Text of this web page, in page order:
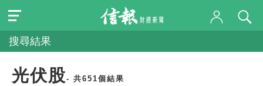
搜尋結果
光伏股- 共651個結果